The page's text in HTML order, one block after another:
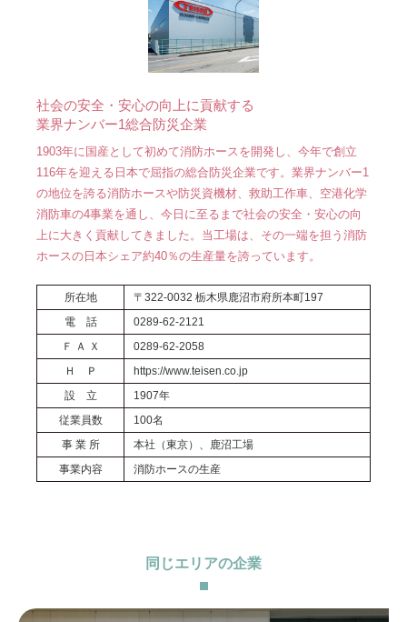
社会の安全・安心の向上に貢献する
業界ナンバー1総合防災企業
1903年に国産として初めて消防ホースを開発し、今年で創立
116年を迎える日本で屈指の総合防災企業です。業界ナンバー1
の地位を誇る消防ホースや防災資機材、救助工作車、空港化学
消防車の4事業を通し、今日に至るまで社会の安全・安心の向
上に大きく貢献してきました。当工場は、その一端を担う消防
ホースの日本シェア約40％の生産量を誇っています。
所在地
〒322-0032 栃木県鹿沼市府所本町197
電 話
0289-62-2121
Ｆ Ａ Ｘ
0289-62-2058
Ｈ Ｐ
https://www.teisen.co.jp
設 立
1907年
従業員数
100名
事 業 所
本社（東京）、鹿沼工場
事業内容
消防ホースの生産
同じエリアの企業